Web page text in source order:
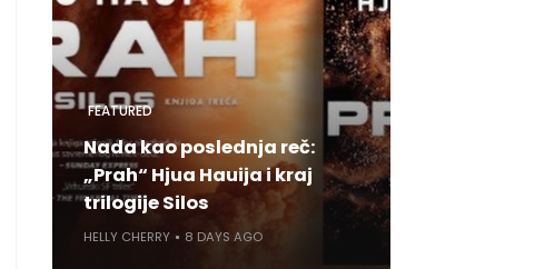
FEATURED
Nada kao poslednja reč:
„Prah“ Hjua Hauija i kraj
trilogije Silos
HELLY CHERRY 8 DAYS AGO